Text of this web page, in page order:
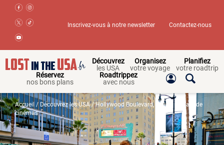
Inscrivez-vous à notre newsletter Contactez-nous
Découvrez
les USA
Organisez
votre voyage
Planifiez
votre roadtrip
Réservez
nos bons plans
Roadtrippez
avec nous
Accueil / Découvrez les USA/ Hollywood Boulevard, étoiles et stars de
cinémas